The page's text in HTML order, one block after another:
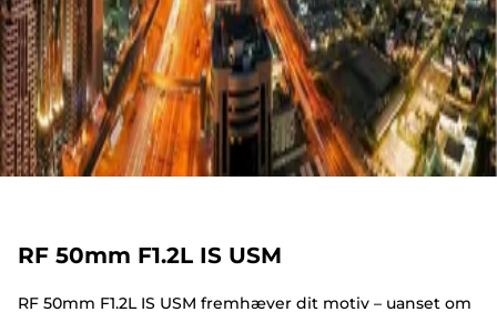
RF 50mm F1.2L IS USM
RF 50mm F1.2L IS USM fremhæver dit motiv – uanset om